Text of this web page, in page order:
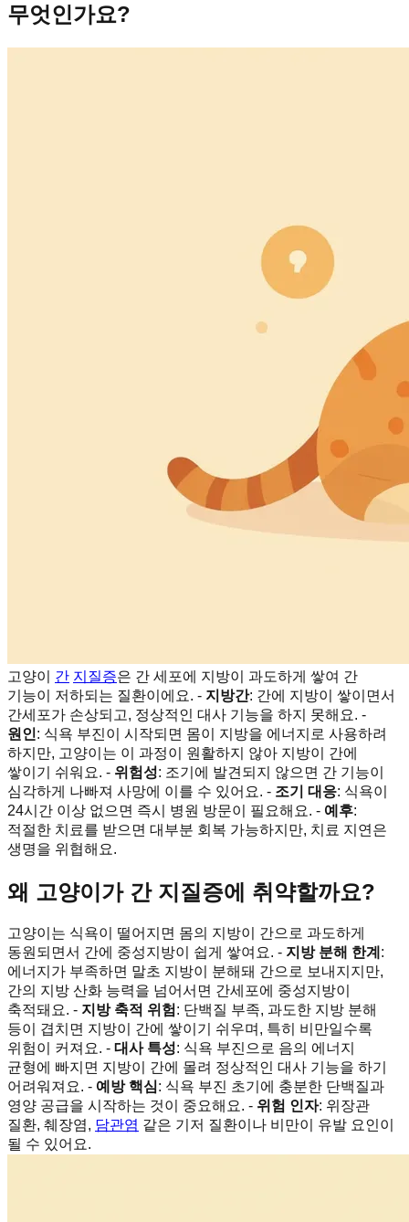
무엇인가요?
고양이 간 지질증은 간 세포에 지방이 과도하게 쌓여 간
기능이 저하되는 질환이에요. - 지방간: 간에 지방이 쌓이면서
간세포가 손상되고, 정상적인 대사 기능을 하지 못해요. -
원인: 식욕 부진이 시작되면 몸이 지방을 에너지로 사용하려
하지만, 고양이는 이 과정이 원활하지 않아 지방이 간에
쌓이기 쉬워요. - 위험성: 조기에 발견되지 않으면 간 기능이
심각하게 나빠져 사망에 이를 수 있어요. - 조기 대응: 식욕이
24시간 이상 없으면 즉시 병원 방문이 필요해요. - 예후:
적절한 치료를 받으면 대부분 회복 가능하지만, 치료 지연은
생명을 위협해요.
왜 고양이가 간 지질증에 취약할까요?
고양이는 식욕이 떨어지면 몸의 지방이 간으로 과도하게
동원되면서 간에 중성지방이 쉽게 쌓여요. - 지방 분해 한계 :
에너지가 부족하면 말초 지방이 분해돼 간으로 보내지지만,
간의 지방 산화 능력을 넘어서면 간세포에 중성지방이
축적돼요. - 지방 축적 위험 : 단백질 부족, 과도한 지방 분해
등이 겹치면 지방이 간에 쌓이기 쉬우며, 특히 비만일수록
위험이 커져요. - 대사 특성: 식욕 부진으로 음의 에너지
균형에 빠지면 지방이 간에 몰려 정상적인 대사 기능을 하기
어려워져요. - 예방 핵심: 식욕 부진 초기에 충분한 단백질과
영양 공급을 시작하는 것이 중요해요. - 위험 인자: 위장관
질환, 췌장염, 담관염 같은 기저 질환이나 비만이 유발 요인이
될 수 있어요.